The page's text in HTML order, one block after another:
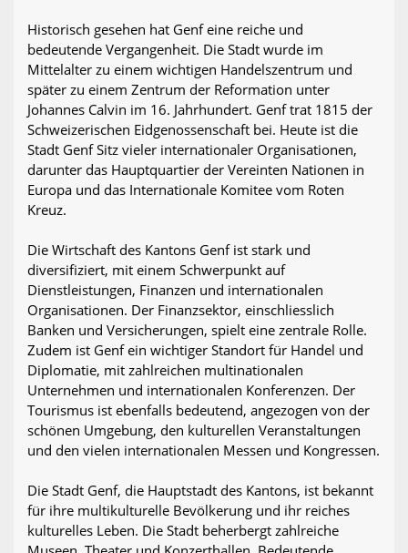
Historisch gesehen hat Genf eine reiche und
bedeutende Vergangenheit. Die Stadt wurde im
Mittelalter zu einem wichtigen Handelszentrum und
später zu einem Zentrum der Reformation unter
Johannes Calvin im 16. Jahrhundert. Genf trat 1815 der
Schweizerischen Eidgenossenschaft bei. Heute ist die
Stadt Genf Sitz vieler internationaler Organisationen,
darunter das Hauptquartier der Vereinten Nationen in
Europa und das Internationale Komitee vom Roten
Kreuz.
Die Wirtschaft des Kantons Genf ist stark und
diversifiziert, mit einem Schwerpunkt auf
Dienstleistungen, Finanzen und internationalen
Organisationen. Der Finanzsektor, einschliesslich
Banken und Versicherungen, spielt eine zentrale Rolle.
Zudem ist Genf ein wichtiger Standort für Handel und
Diplomatie, mit zahlreichen multinationalen
Unternehmen und internationalen Konferenzen. Der
Tourismus ist ebenfalls bedeutend, angezogen von der
schönen Umgebung, den kulturellen Veranstaltungen
und den vielen internationalen Messen und Kongressen.
Die Stadt Genf, die Hauptstadt des Kantons, ist bekannt
für ihre multikulturelle Bevölkerung und ihr reiches
kulturelles Leben. Die Stadt beherbergt zahlreiche